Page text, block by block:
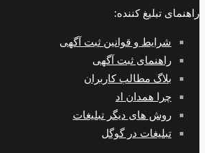
راهنمای تبلیغ کننده:
شرایط و قوانین ثبت آگهی
راهنمای ثبت آگهی
بلاگ مطالب کاربران
چرا همدان اد
روش های دیگر تبلیغات
تبلیغات در گوگل